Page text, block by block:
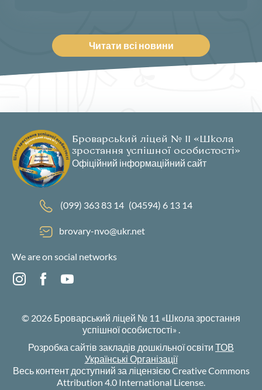
Читати всі новини
Броварський ліцей № 11 «Школа
зростання успішної особистості»
Офіційний інформаційний сайт
(099) 363 83 14 (04594) 6 13 14
brovary-nvo@ukr.net
We are on social networks
© 2026 Броварський ліцей № 11 «Школа зростання
успішної особистості» .
Розробка сайтів закладів дошкільної освіти ТОВ
Українські Організації
Весь контент доступний за ліцензією Creative Commons
Attribution 4.0 International License.